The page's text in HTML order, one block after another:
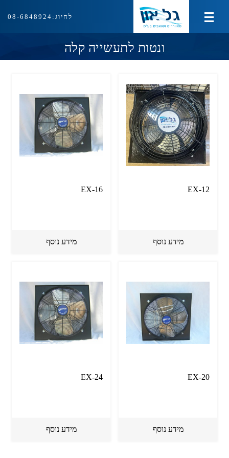
מוצרי צינון ועירפול
מוצרי איוורור ושאיבה
ציוד למטבח המוסדי
אודות
צור קשר
08-6848924 לחיוג:
ונטות לתעשייה קלה
EX-12
מידע נוסף
EX-16
מידע נוסף
EX-20
מידע נוסף
EX-24
מידע נוסף